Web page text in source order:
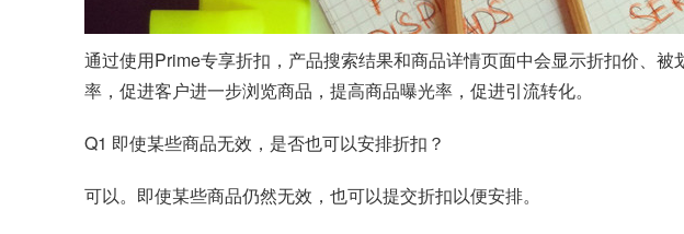
通过使用Prime专享折扣，产品搜索结果和商品详情页面中会显示折扣价、
率，促进客户进一步浏览商品，提高商品曝光率，促进引流转化。
Q1 即使某些商品无效，是否也可以安排折扣？
可以。即使某些商品仍然无效，也可以提交折扣以便安排。